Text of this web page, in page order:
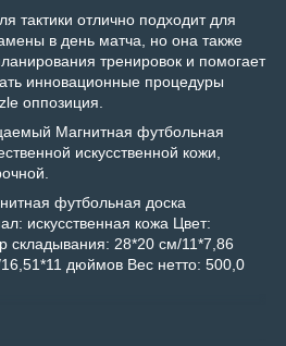
тактики отлично подходит для
в день матча, но она также
тренировок и помогает
инновационные процедуры
оппозиция.
Магнитная футбольная
искусственной кожи,
футбольная доска
искусственная кожа Цвет:
складывания: 28*20 см/11*7,86
дюймов Вес нетто: 500,0